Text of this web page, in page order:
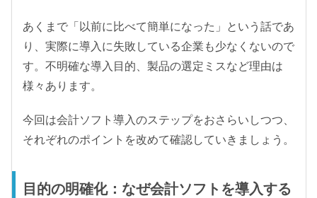
あくまで「以前に比べて簡単になった」という話であ
り、実際に導入に失敗している企業も少なくないので
す。不明確な導入目的、製品の選定ミスなど理由は
様々あります。
今回は会計ソフト導入のステップをおさらいしつつ、
それぞれのポイントを改めて確認していきましょう。
目的の明確化：なぜ会計ソフトを導入する